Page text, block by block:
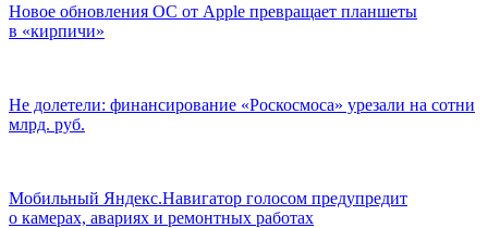
Новое обновления ОС от Apple превращает планшеты
в «кирпичи»
Не долетели: финансирование «Роскосмоса» урезали на сотни
млрд. руб.
Мобильный Яндекс.Навигатор голосом предупредит
о камерах, авариях и ремонтных работах